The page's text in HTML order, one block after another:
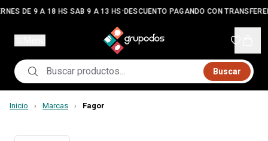
DE 9 A 18 HS SAB 9 A 13 HS•DESCUENTO PAGANDO CON
Buscar
Inicio › Marcas › Fagor